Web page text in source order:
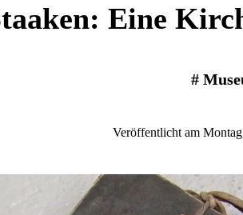
Eine
#
Veröffentlicht am